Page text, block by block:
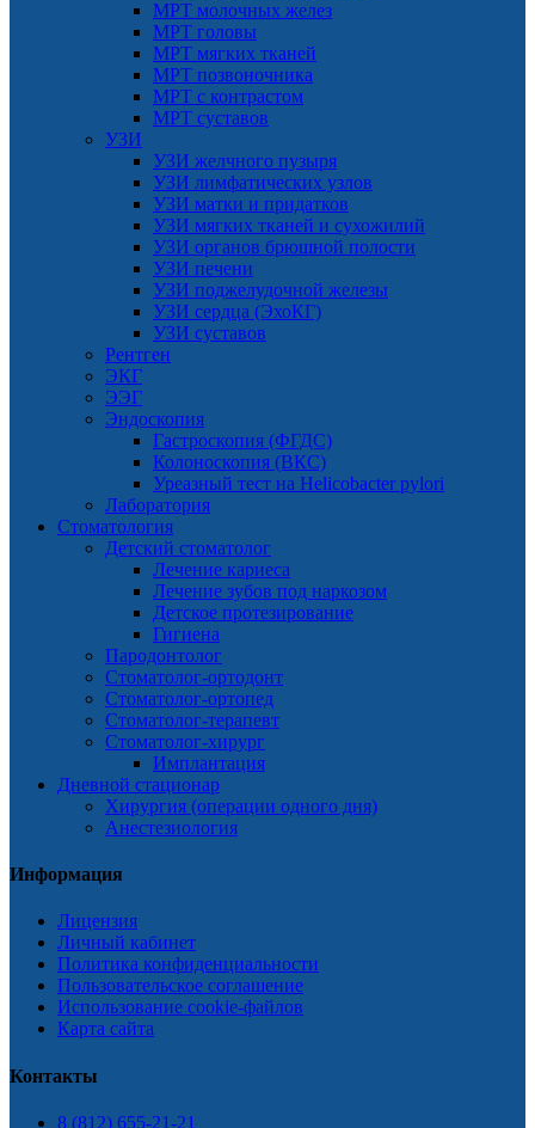
МРТ молочных желез
МРТ головы
МРТ мягких тканей
МРТ позвоночника
МРТ с контрастом
МРТ суставов
УЗИ
УЗИ желчного пузыря
УЗИ лимфатических узлов
УЗИ матки и придатков
УЗИ мягких тканей и сухожилий
УЗИ органов брюшной полости
УЗИ печени
УЗИ поджелудочной железы
УЗИ сердца (ЭхоКГ)
УЗИ суставов
Рентген
ЭКГ
ЭЭГ
Эндоскопия
Гастроскопия (ФГДС)
Колоноскопия (ВКС)
Уреазный тест на Helicobacter pylori
Лаборатория
Стоматология
Детский стоматолог
Лечение кариеса
Лечение зубов под наркозом
Детское протезирование
Гигиена
Пародонтолог
Стоматолог-ортодонт
Стоматолог-ортопед
Стоматолог-терапевт
Стоматолог-хирург
Имплантация
Дневной стационар
Хирургия (операции одного дня)
Анестезиология
Информация
Лицензия
Личный кабинет
Политика конфиденциальности
Пользовательское соглашение
Использование cookie-файлов
Карта сайта
Контакты
8 (812) 655-21-21